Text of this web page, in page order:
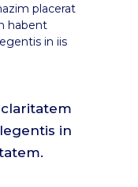
placerat
habent
in iis
in